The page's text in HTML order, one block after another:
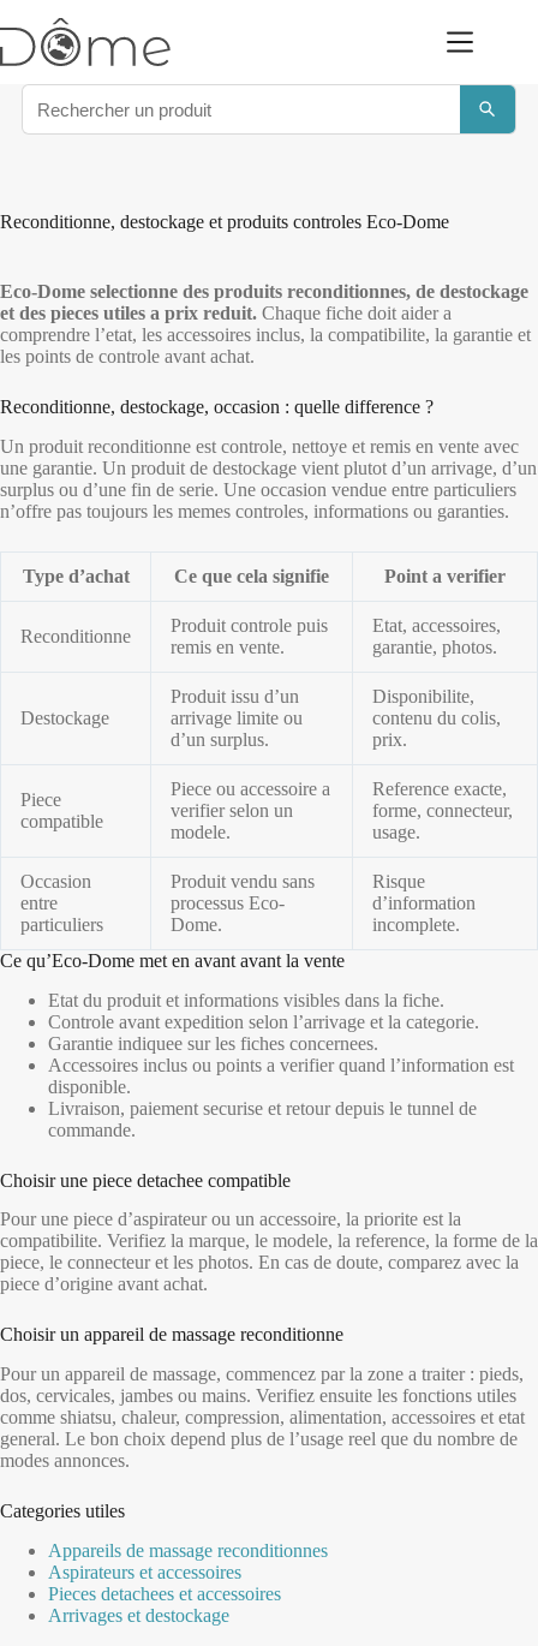
au
contenu
Reconditionne, destockage et produits controles Eco-Dome
Eco-Dome selectionne des produits reconditionnes, de destockage
et des pieces utiles a prix reduit. Chaque fiche doit aider a
comprendre l’etat, les accessoires inclus, la compatibilite, la garantie et
les points de controle avant achat.
Reconditionne, destockage, occasion : quelle difference ?
Un produit reconditionne est controle, nettoye et remis en vente avec
une garantie. Un produit de destockage vient plutot d’un arrivage, d’un
surplus ou d’une fin de serie. Une occasion vendue entre particuliers
n’offre pas toujours les memes controles, informations ou garanties.
Type d’achat Ce que cela signifie Point a verifier
Reconditionne
Produit controle puis
remis en vente.
Etat, accessoires,
garantie, photos.
Destockage
Produit issu d’un
arrivage limite ou
d’un surplus.
Disponibilite,
contenu du colis,
prix.
Piece
compatible
Piece ou accessoire a
verifier selon un
modele.
Reference exacte,
forme, connecteur,
usage.
Occasion
entre
particuliers
Produit vendu sans
processus Eco-
Dome.
Risque
d’information
incomplete.
Ce qu’Eco-Dome met en avant avant la vente
Etat du produit et informations visibles dans la fiche.
Controle avant expedition selon l’arrivage et la categorie.
Garantie indiquee sur les fiches concernees.
Accessoires inclus ou points a verifier quand l’information est
disponible.
Livraison, paiement securise et retour depuis le tunnel de
commande.
Choisir une piece detachee compatible
Pour une piece d’aspirateur ou un accessoire, la priorite est la
compatibilite. Verifiez la marque, le modele, la reference, la forme de la
piece, le connecteur et les photos. En cas de doute, comparez avec la
piece d’origine avant achat.
Choisir un appareil de massage reconditionne
Pour un appareil de massage, commencez par la zone a traiter : pieds,
dos, cervicales, jambes ou mains. Verifiez ensuite les fonctions utiles
comme shiatsu, chaleur, compression, alimentation, accessoires et etat
general. Le bon choix depend plus de l’usage reel que du nombre de
modes annonces.
Categories utiles
Appareils de massage reconditionnes
Aspirateurs et accessoires
Pieces detachees et accessoires
Arrivages et destockage